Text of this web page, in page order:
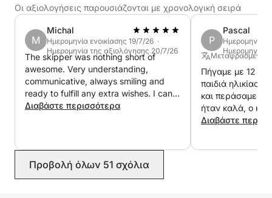
αναψυκτικά, μπύρα και κρασί για να σας
ανανεώσουν, μαζί με εξοπλισμό κολύμβησης με
αναπνευστήρα για να εξερευνήσετε τον ζωντανό
υποβρύχιο κόσμο. Έχουμε επίσης πετσέτες για να
σας κρατούν στεγνούς μετά τις βουτιές σας και
stand-up paddleboards (SUP) για λίγη περιπέτεια
στο νερό. Αυτή η 7ωρη απόδραση στο νησί
υπόσχεται χαλάρωση, εξερεύνηση και πολλές
αξέχαστες στιγμές. Μην χάσετε αυτήν την
απίστευτη εμπειρία!
Οι αξιολογήσεις παρουσιάζονται με χρονολογική σειρά
M
Michal
Ημερομηνία ενοικίασης 19/7/26 ·
Ημερομηνία της αξιολόγησης 20/7/26
The skipper was nothing short of
awesome. Very understanding,
communicative, always smiling and
ready to fulfill any extra wishes. I can
wholeheartedly recommend for anyone
Διαβάστε περισσότερα
P
Pascal
Ημερομηνία
Ημερομηνία
Μεταφρασμένο
Πήγαμε με 12
παιδιά ηλικίας
και περάσαμε μια
ήταν καλά, ο
Stipe
Διαβάστε
Προβολή όλων 51 σχόλια